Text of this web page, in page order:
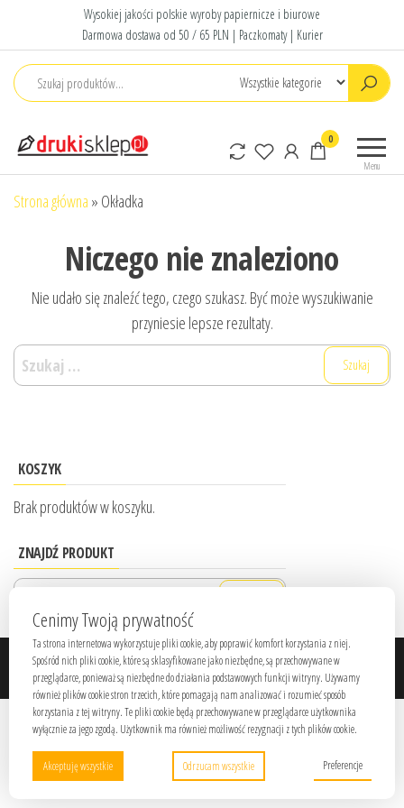
treści
Wysokiej jakości polskie wyroby papiernicze i biurowe
Darmowa dostawa od 50 / 65 PLN | Paczkomaty | Kurier
sklep Menu
0
Strona główna » Okładka
Niczego nie znaleziono
Nie udało się znaleźć tego, czego szukasz. Być może wyszukiwanie
przyniesie lepsze rezultaty.
KOSZYK
Brak produktów w koszyku.
ZNAJDŹ PRODUKT
Szukaj:
Dumnie wspierane przezWordPress|Motyw:Envo Shop
Cenimy Twoją prywatność
Ta strona internetowa wykorzystuje pliki cookie, aby poprawić komfort korzystania z niej.
Spośród nich pliki cookie, które są sklasyfikowane jako niezbędne, są przechowywane w
przeglądarce, ponieważ są niezbędne do działania podstawowych funkcji witryny. Używamy
również plików cookie stron trzecich, które pomagają nam analizować i rozumieć sposób
korzystania z tej witryny. Te pliki cookie będą przechowywane w przeglądarce użytkownika
wyłącznie za jego zgodą. Użytkownik ma również możliwość rezygnacji z tych plików cookie.
Akceptuję wszystkie Odrzucam wszystkie Preferencje